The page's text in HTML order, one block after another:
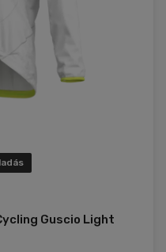
Guscio Light